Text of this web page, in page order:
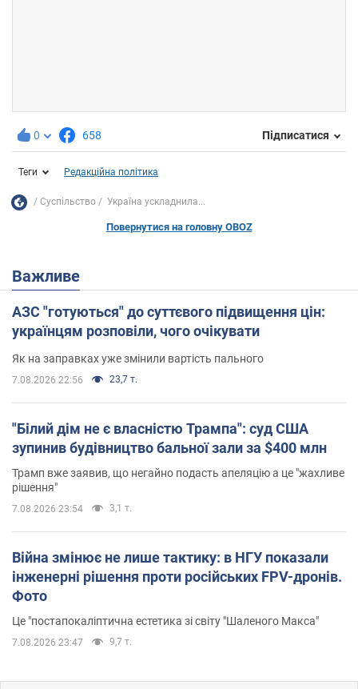
0 658 Підписатися
Теги Редакційна політика
Суспільство Україна ускладнила...
Повернутися на головну OBOZ
Важливе
АЗС "готуються" до суттєвого підвищення цін:
українцям розповіли, чого очікувати
Як на заправках уже змінили вартість пального
7.08.2026 22:56 23,7 т.
"Білий дім не є власністю Трампа": суд США
зупинив будівництво бальної зали за $400 млн
Трамп вже заявив, що негайно подасть апеляцію а це "жахливе
рішення"
7.08.2026 23:54 3,1 т.
Війна змінює не лише тактику: в НГУ показали
інженерні рішення проти російських FPV-дронів.
Фото
Це "постапокаліптична естетика зі світу "Шаленого Макса"
7.08.2026 23:47 9,7 т.